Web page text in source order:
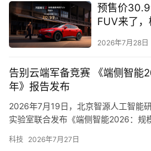
直
播
专
栏
专
力的有力见证。同时，央视作为
于广告客户筛选标准也非常严格
口碑良好、在行业里影响力大的
此次斗米成功亮相中央电视台，
度认可和有力见证，也是斗米在
一重磅动作，同时也为即将到来
据大众传播和品牌声量的制高点。
预售价
FUV来了，
2026年7月28日
告别云端军备竞赛 《端侧智能
年》报告发布
2026年7月19日，北京智源人工智能
实验室联合发布《端侧智能2026：规
结构性跃迁，2026年已成为…
科技 2026年7月27日